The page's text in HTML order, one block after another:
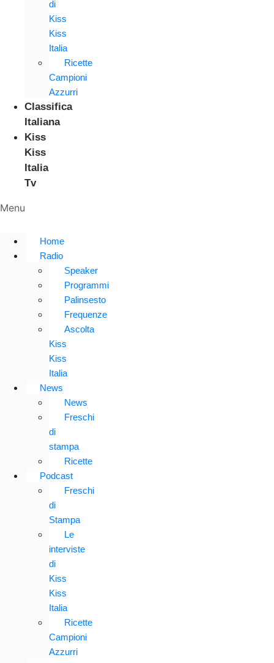
di
Kiss
Kiss
Italia
Ricette
Campioni
Azzurri
Classifica
Italiana
Kiss
Kiss
Italia
Tv
Menu
Home
Radio
Speaker
Programmi
Palinsesto
Frequenze
Ascolta
Kiss
Kiss
Italia
News
News
Freschi
di
stampa
Ricette
Podcast
Freschi
di
Stampa
Le
interviste
di
Kiss
Kiss
Italia
Ricette
Campioni
Azzurri